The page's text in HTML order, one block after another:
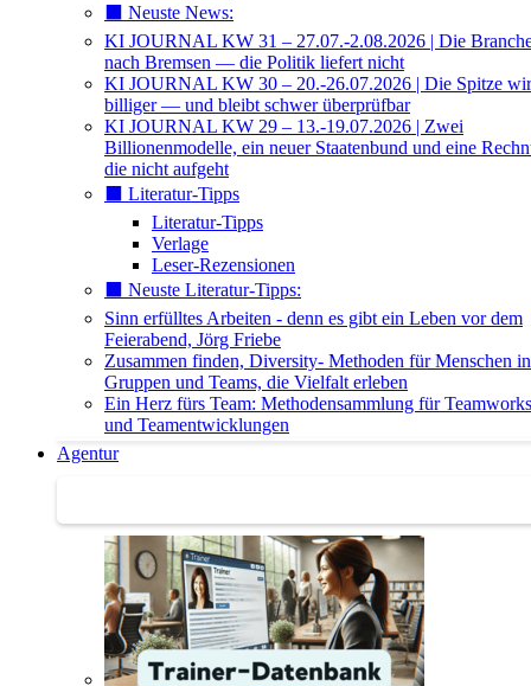
⬛️ Neuste News:
KI JOURNAL KW 31 – 27.07.-2.08.2026 | Die
nach Bremsen — die Politik liefert nicht
KI JOURNAL KW 30 – 20.-26.07.2026 | Die Spitze
billiger — und bleibt schwer überprüfbar
KI JOURNAL KW 29 – 13.-19.07.2026 | Zwei
Billionenmodelle, ein neuer Staatenbund und eine
die nicht aufgeht
⬛️ Literatur-Tipps
Literatur-Tipps
Verlage
Leser-Rezensionen
⬛️ Neuste Literatur-Tipps:
Sinn erfülltes Arbeiten - denn es gibt ein Leben vor dem
Feierabend, Jörg Friebe
Zusammen finden, Diversity- Methoden für Menschen in
Gruppen und Teams, die Vielfalt erleben
Ein Herz fürs Team: Methodensammlung für
und Teamentwicklungen
Agentur